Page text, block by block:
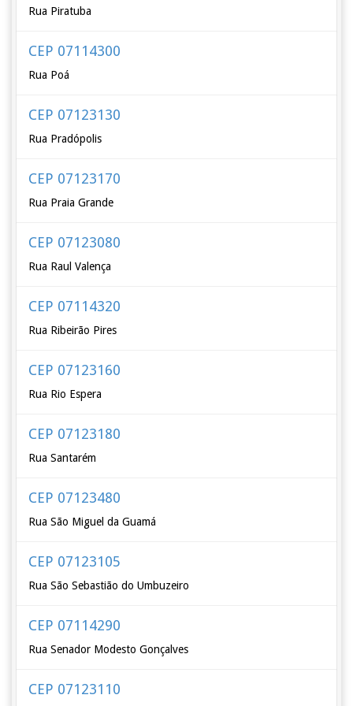
Rua Piratuba
CEP 07114300
Rua Poá
CEP 07123130
Rua Pradópolis
CEP 07123170
Rua Praia Grande
CEP 07123080
Rua Raul Valença
CEP 07114320
Rua Ribeirão Pires
CEP 07123160
Rua Rio Espera
CEP 07123180
Rua Santarém
CEP 07123480
Rua São Miguel da Guamá
CEP 07123105
Rua São Sebastião do Umbuzeiro
CEP 07114290
Rua Senador Modesto Gonçalves
CEP 07123110